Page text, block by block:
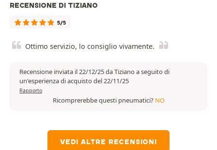
RECENSIONE DI TIZIANO
5/5
Ottimo servizio, lo consiglio vivamente.
Recensione inviata il 22/12/25 da Tiziano a seguito di
un'esperienza di acquisto del 22/11/25
Rapporto
Ricomprerebbe questi pneumatici? NO
VEDI ALTRE RECENSIONI